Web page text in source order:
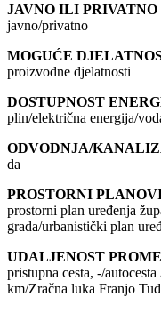
JAVNO ILI
javno/privatno
MOGUĆE
proizvodne djelatnosti
DOSTUPNOST
plin/električna energija/
ODVODNJA/
da
PROSTORNI
prostorni plan uređenja
grada/urbanistički plan
UDALJENOST
pristupna cesta, -/
km/Zračna luka Franjo